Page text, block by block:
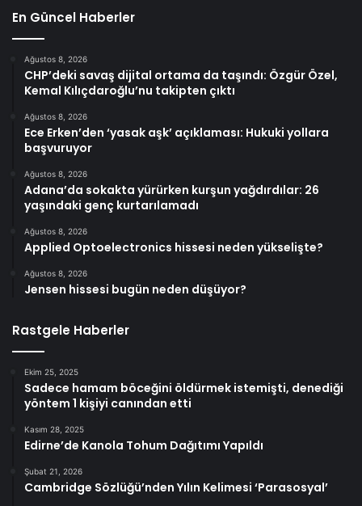
En Güncel Haberler
Ağustos 8, 2026
CHP’deki savaş dijital ortama da taşındı: Özgür Özel,
Kemal Kılıçdaroğlu’nu takipten çıktı
Ağustos 8, 2026
Ece Erken’den ‘yasak aşk’ açıklaması: Hukuki yollara
başvuruyor
Ağustos 8, 2026
Adana’da sokakta yürürken kurşun yağdırdılar: 26
yaşındaki genç kurtarılamadı
Ağustos 8, 2026
Applied Optoelectronics hissesi neden yükselişte?
Ağustos 8, 2026
Jensen hissesi bugün neden düşüyor?
Rastgele Haberler
Ekim 25, 2025
Sadece hamam böceğini öldürmek istemişti, denediği
yöntem 1 kişiyi canından etti
Kasım 28, 2025
Edirne’de Kanola Tohum Dağıtımı Yapıldı
Şubat 21, 2026
Cambridge Sözlüğü’nden Yılın Kelimesi ‘Parasosyal’